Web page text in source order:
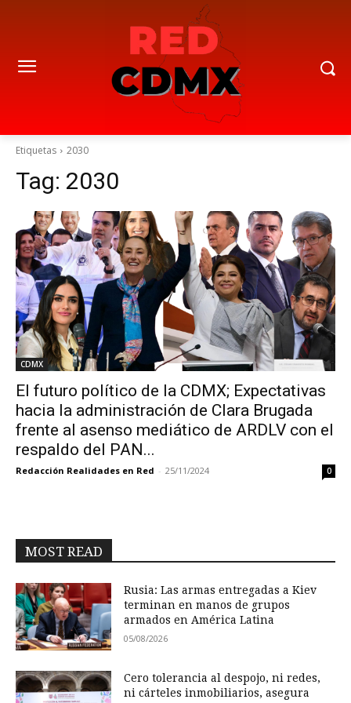
Etiquetas 2030
Tag: 2030
CDMX
El futuro político de la CDMX; Expectativas
hacia la administración de Clara Brugada
frente al asenso mediático de ARDLV con el
respaldo del PAN...
Redacción Realidades en Red - 25/11/2024 0
MOST READ
Rusia: Las armas entregadas a Kiev
terminan en manos de grupos
armados en América Latina
05/08/2026
Cero tolerancia al despojo, ni redes,
ni cárteles inmobiliarios, asegura